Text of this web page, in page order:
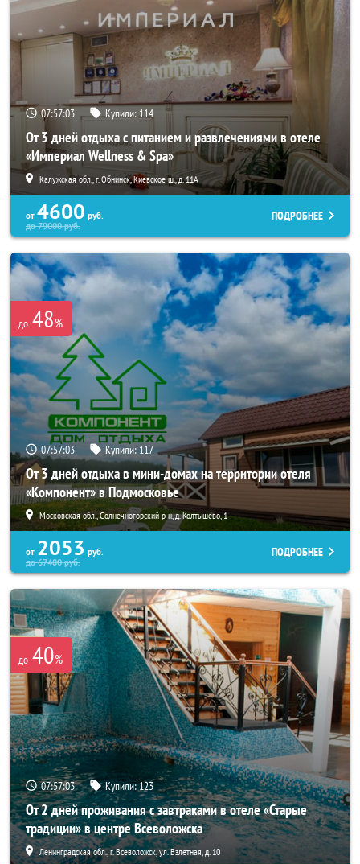
07:56:59 Купили:114
От 3 дней отдыха с питанием и развлечениями в отеле
«Империал Wellness & Spa»
Калужская обл., г. Обнинск, Киевское ш., д. 11А
от 4600 руб.
до79000руб.
ПОДРОБНЕЕ
до 48%
07:56:59 Купили: 117
От 3 дней отдыха в мини-домах на территории отеля
«Компонент» в Подмосковье
Московская обл., Солнечногорский р-н, д. Колтышево, 1
от 2053 руб.
до67400руб.
ПОДРОБНЕЕ
до 40%
07:56:59 Купили:123
От 2 дней проживания с завтраками в отеле «Старые
традиции» в центре Всеволожска
Ленинградская обл., г. Всеволожск, ул. Взлетная, д. 10